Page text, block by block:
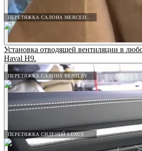
ПЕРЕТЯЖКА САЛОНА BENTLEY
ПЕРЕТЯЖКА СИДЕНИЙ LEXUS
Установка отводящей вентиляции в
Haval H9.